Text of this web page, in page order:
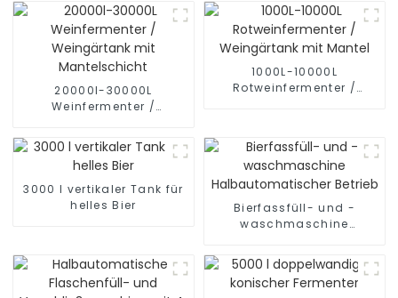
20000l-30000L
Weinfermenter /
Mantelschicht
1000L-10000L
Rotweinfermenter /
3000 l vertikaler Tank für
helles Bier
Bierfassfüll- und -
waschmaschine
Betrieb